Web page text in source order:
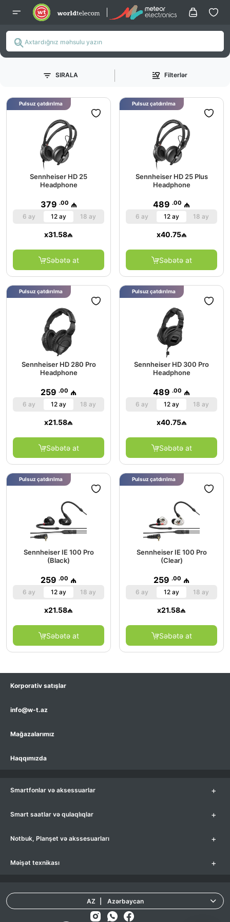
SIRALA Filterlər
Sennheiser HD 25
Headphone
379 .00 ₼
6 ay 12 ay 18 ay
x31.58₼
Səbətə at
Pulsuz çatdırılma
Sennheiser HD 25 Plus
Headphone
489 .00 ₼
6 ay 12 ay 18 ay
x40.75₼
Səbətə at
Pulsuz çatdırılma
Sennheiser HD 280 Pro
Headphone
259 .00 ₼
6 ay 12 ay 18 ay
x21.58₼
Səbətə at
Pulsuz çatdırılma
Sennheiser HD 300 Pro
Headphone
489 .00 ₼
6 ay 12 ay 18 ay
x40.75₼
Səbətə at
Pulsuz çatdırılma
Sennheiser IE 100 Pro
(Black)
259 .00 ₼
6 ay 12 ay 18 ay
x21.58₼
Səbətə at
Pulsuz çatdırılma
Sennheiser IE 100 Pro
(Clear)
259 .00 ₼
6 ay 12 ay 18 ay
x21.58₼
Səbətə at
Pulsuz çatdırılma
Korporativ satışlar
info@w-t.az
Mağazalarımız
Haqqımızda
Smartfonlar və aksessuarlar +
Smart saatlar və qulaqlıqlar +
Notbuk, Planşet və akssesuarları +
Məişət texnikası +
AZ Azərbaycan